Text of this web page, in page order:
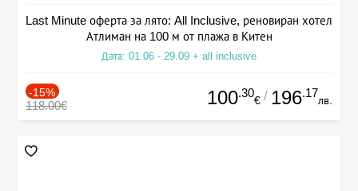
Last Minute оферта за лято: All Inclusive, реновиран хотел
Атлиман на 100 м от плажа в Китен
Дата: 01.06 - 29.09 + all inclusive
-15%
118.00€ 100.30
€ / 196.17
лв.